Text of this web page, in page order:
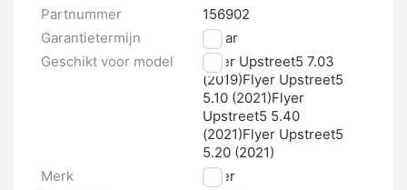
Partnummer
156902
Garantietermijn
2 jaar
Geschikt voor model
Flyer Upstreet5 7.03
(2019)Flyer Upstreet5
5.10 (2021)Flyer
Upstreet5 5.40
(2021)Flyer Upstreet5
5.20 (2021)
Merk
Flyer